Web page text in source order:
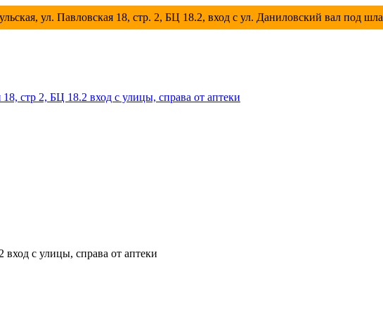
ул. Павловская 18, стр. 2, БЦ 18.2, вход с ул. Даниловский вал под
стр 2, БЦ 18.2 вход с улицы, справа от аптеки
с улицы, справа от аптеки